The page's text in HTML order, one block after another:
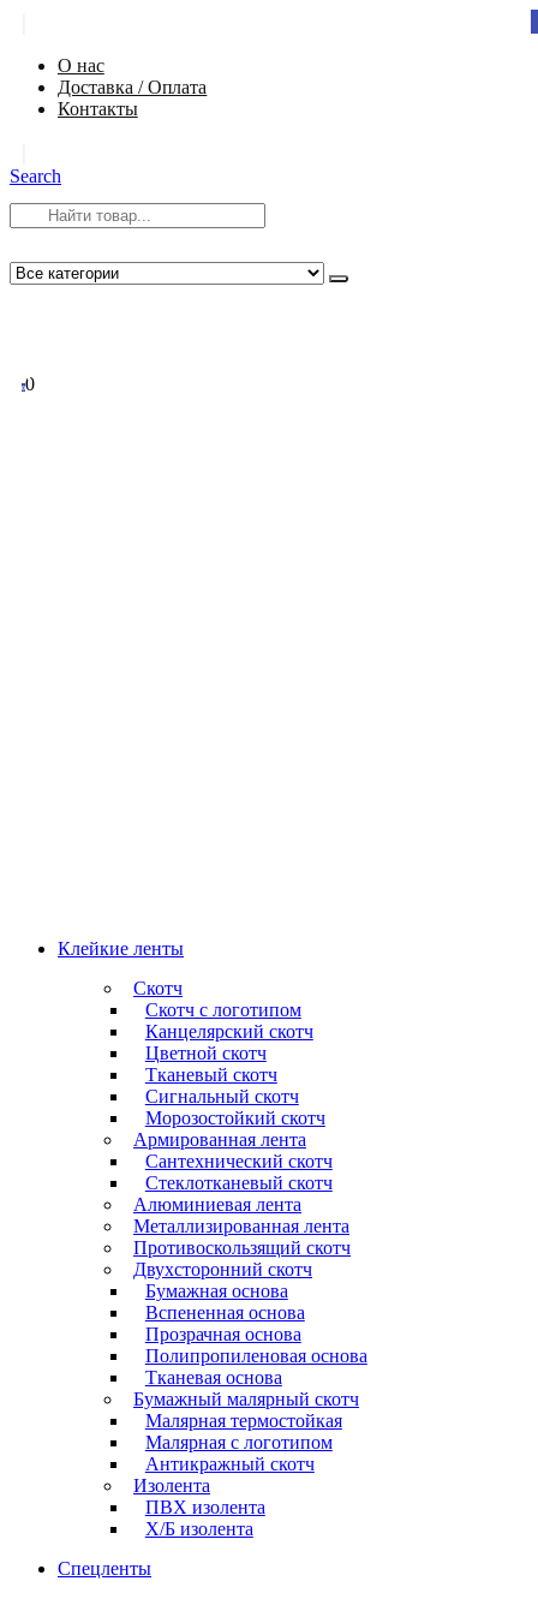
О нас
Доставка / Оплата
Контакты
Search
00
Клейкие ленты
Скотч
Скотч с логотипом
Канцелярский скотч
Цветной скотч
Тканевый скотч
Сигнальный скотч
Морозостойкий скотч
Армированная лента
Сантехнический скотч
Стеклотканевый скотч
Алюминиевая лента
Металлизированная лента
Противоскользящий скотч
Двухсторонний скотч
Бумажная основа
Вспененная основа
Прозрачная основа
Полипропиленовая основа
Тканевая основа
Бумажный малярный скотч
Малярная термостойкая
Малярная с логотипом
Антикражный скотч
Изолента
ПВХ изолента
Х/Б изолента
Спецленты